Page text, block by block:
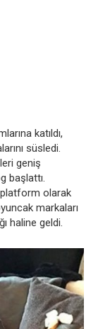
katıldı,
süsledi.
geniş
başlattı.
olarak
markaları
haline geldi.